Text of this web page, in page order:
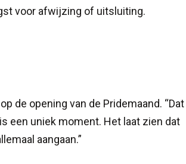
voor afwijzing of uitsluiting.
de opening van de Pridemaand. “Dat
een uniek moment. Het laat zien dat
aangaan.”